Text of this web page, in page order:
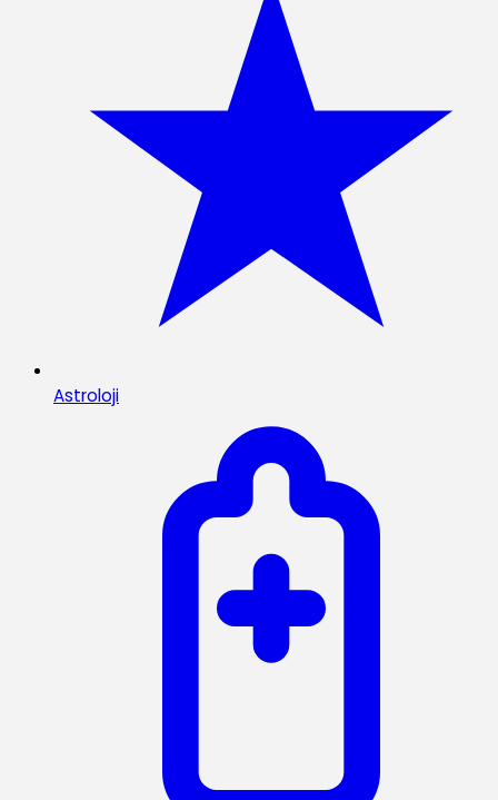
Astroloji